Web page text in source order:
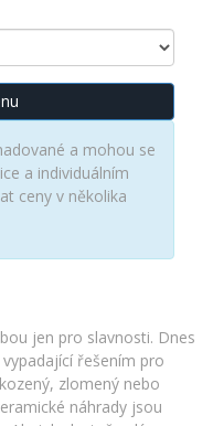
a mohou se
a individuálním
ceny v několika
jen pro slavnosti. Dnes
řešením pro
zlomený nebo
náhrady jsou